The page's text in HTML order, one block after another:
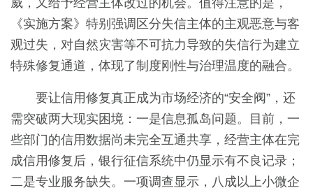
威，又给予经营主体改过的机会。值得注意的是，
《实施方案》特别强调区分失信主体的主观恶意与客
观过失，对自然灾害等不可抗力导致的失信行为建立
特殊修复通道，体现了制度刚性与治理温度的融合。
要让信用修复真正成为市场经济的“安全阀”，还
需突破两大现实困境：一是信息孤岛问题。目前，一
些部门的信用数据尚未完全互通共享，经营主体在完
成信用修复后，银行征信系统中仍显示有不良记录；
二是专业服务缺失。一项调查显示，八成以上小微企